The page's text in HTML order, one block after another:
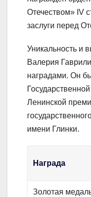
Отечеством» IV
заслуги перед
Уникальность и
Валерия
наградами. Он
Ленинской
имени Глинки.
Награда
Золотая